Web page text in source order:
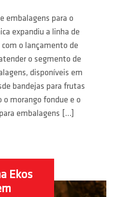
embalagens para o
expandiu a linha de
com o lançamento de
o segmento de
disponíveis em
bandejas para frutas
o morango fondue e o
embalagens […]
Ekos